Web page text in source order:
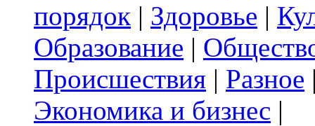
порядок | Здоровье |
Образование |
Происшествия | Разное
Экономика и бизнес |